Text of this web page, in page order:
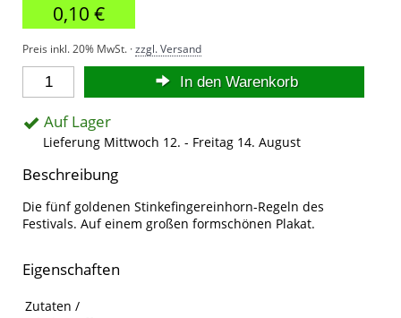
0,10 €
Preis inkl. 20% MwSt. ·zzgl. Versand
In den Warenkorb
Auf Lager
Lieferung Mittwoch 12. - Freitag 14. August
Beschreibung
Die fünf goldenen Stinkefingereinhorn-Regeln des
Festivals. Auf einem großen formschönen Plakat.
Eigenschaften
Eigenschaften des Produkts
Eigenschaft
Zutaten /